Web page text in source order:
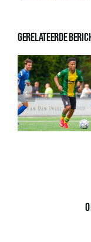
Gerelateerde